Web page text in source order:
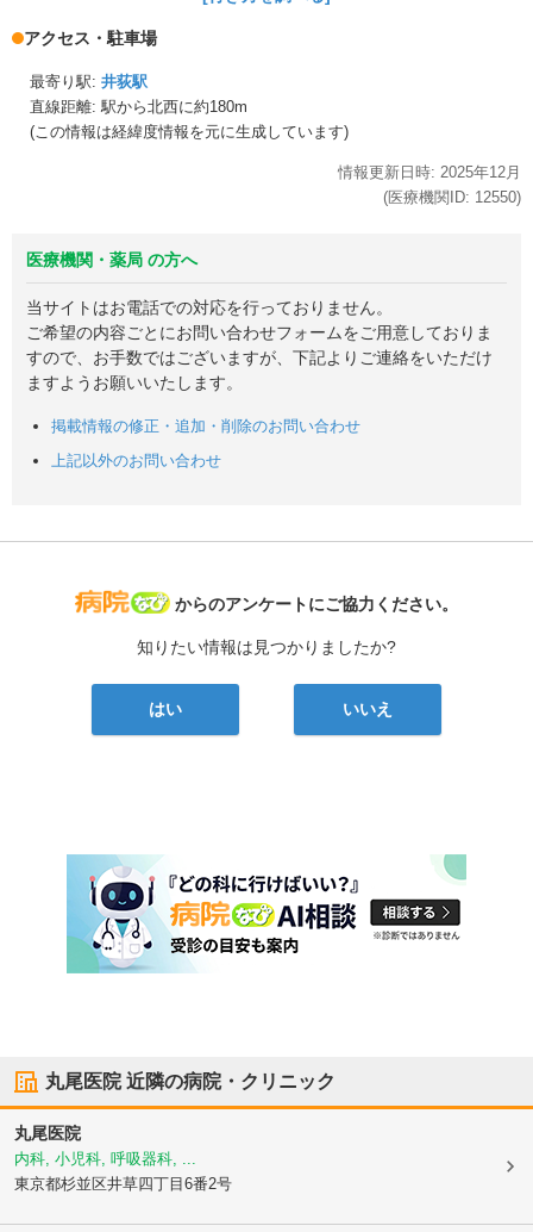
アクセス・駐車場
最寄り駅: 井荻駅
直線距離: 駅から北西に約180m
(この情報は経緯度情報を元に生成しています)
情報更新日時: 2025年12月
(医療機関ID: 12550)
医療機関・薬局 の方へ
当サイトはお電話での対応を行っておりません。
ご希望の内容ごとにお問い合わせフォームをご用意しておりま
すので、お手数ではございますが、下記よりご連絡をいただけ
ますようお願いいたします。
掲載情報の修正・追加・削除のお問い合わせ
上記以外のお問い合わせ
病院なび
からのアンケートにご協力ください。
知りたい情報は見つかりましたか?
はい いいえ
丸尾医院近隣の病院・クリニック
丸尾医院
内科, 小児科, 呼吸器科, ...
東京都杉並区井草四丁目6番2号